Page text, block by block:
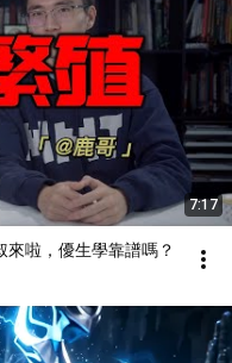
7:17
啦，優生學靠譜嗎？